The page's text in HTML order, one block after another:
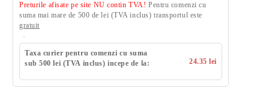
Preturile afisate pe site NU contin TVA! Pentru comenzi cu
suma mai mare de 500 de lei (TVA inclus) transportul este
gratuit
Taxa curier pentru comenzi cu suma
sub 500 lei (TVA inclus) incepe de la:
24.35 lei